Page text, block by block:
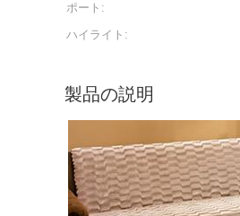
ポート:
ハイライト:
製品の説明